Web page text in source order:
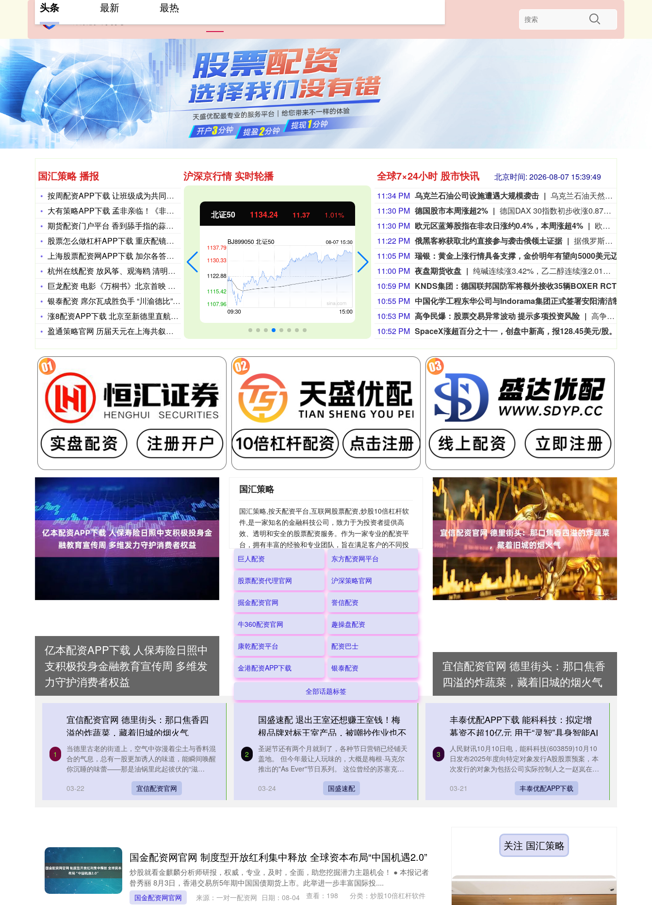
国汇策略 播报
按周配资APP下载 让班级成为共同成长的乐园
大有策略APP下载 孟非亲临！《非诚勿扰》墨尔本专场重磅启幕
期货配资门户平台 香到舔手指的蒜香鸡翅：从腌制到油炸的详细攻
股票怎么做杠杆APP下载 重庆配镜优选雷曼森眼镜，南岸巴南渝
上海股票配资网APP下载 加尔各答：黄姜入魂的孟加拉鱼咖喱
杭州在线配资 放风筝、观海鸥 清明踏青尽享春日勃勃生机
巨龙配资 电影《万桐书》北京首映 李健、刘之冰出席现场
银泰配资 席尔瓦成胜负手 “川渝德比”蓉城3:3绝平铜梁龙｜
涨8配资APP下载 北京至新德里直航何时恢复？外交部回应
盈通策略官网 历届天元在上海共叙中国围棋天元赛记忆：“这里有
沪深京行情 实时轮播
沪深300 4694.44 43.13 0.93% 北证50 1134.24 11.37 1.01% 创业板指 3563.12 47.56 1.35% 基金指数
全球7×24小时 股市快讯 北京时间: 2026-08-07 15:39:51
11:34 PM 乌克兰石油公司设施遭遇大规模袭击
乌克兰石油天然气公司7日说，该公司旗下乌克兰石油公司遭遇了近几个月来最大规模的袭击。乌克兰石油天然气公司在官网发布消息说，俄方过去一晚袭击了乌克兰石油公司7处石油和天然气生产设施，导致公司关键生产设备受损、油气产量大幅下降。袭击未造成人员伤亡。（新华社）
11:30 PM 德国股市本周涨超2%
德国DAX 30指数初步收涨0.87%，报26368.48点，本周累计上涨大约2.8%。法国股指初步收涨0.38%，意大利股指初步收涨0.11%、银行指数跌0.17%，英国股指初步收涨0.44%。
11:30 PM 欧元区蓝筹股指在非农日涨约0.4%，本周涨超4%
欧洲STOXX 600指数初步收涨0.42%，报660.97点，本周累计上涨大约1.8%。欧元区STOXX 50指数初步收涨0.45%，报6531.80点，非农就业报告发布后一度达到6559.99点，本周累涨约4.2%。富时泛欧绩优300指数初步收涨0.43%，报2641.28点。
11:22 PM 俄黑客称获取北约直接参与袭击俄领土证据
据俄罗斯方面7日消息，有匿名俄罗斯黑客称，已获取北约直接参与袭击俄领土的书面证据。相关内容涉及乌克兰武装部队2026年7月袭击俄列宁格勒州和加里宁格勒州石油码头的事件。该匿名黑客透露，其获取的书面证据显示，受雇于北约情报部门的专家巴特·德瓦赫特向乌克兰国家安全局提供了列宁格勒州和加里宁格勒州石油码头以及俄罗斯天然气工业股份公司一艘液化天然气运输船的坐标情报。（央视新闻）
11:05 PM
11:00 PM 夜盘期货收盘
纯碱连续涨3.42%，乙二醇连续涨2.01%，焦煤连续涨1.71%，玻璃连续涨1.47%，苯乙烯连续涨1.20%。
10:59 PM
10:55 PM
10:53 PM 高争民爆：股票交易异常波动 提示多项投资风险
高争民爆公告称，8月5日至7日，公司股票收盘价格涨幅偏离值累计超20%，属异常波动。公司已被深交所重点监控，若股价非理性波动或申请停牌核查。公司尚未开展矿山投资开发业务，无资产注入及重组计划。截至8月7日，公司市盈率和市净率高于行业水平。公司预计上半年净利润2900 - 3800万元，同比降45.09% - 58.09%。因股价高于上限，现阶段无法实施股份回购。控股子公司中标2.2亿元项目，尚未签合同。
10:52 PM SpaceX涨超百分之十一，创盘中新高，报128.45美元/股。
亿本配资APP下载 人保寿险日照中
支积极投身金融教育宣传周 多维发
力守护消费者权益
国汇策略
国汇策略,按天配资平台,互联网股票配资,炒股10倍杠杆软
件,是一家知名的金融科技公司，致力于为投资者提供高
效、透明和安全的股票配资服务。作为一家专业的配资平
台，拥有丰富的经验和专业团队，旨在满足客户的不同投
资需求。
巨人配资 东方配资网平台
股票配资代理官网 沪深策略官网
掘金配资官网 誉信配资
牛360配资官网 趣操盘配资
康乾配资平台 配资巴士
金港配资APP下载 银泰配资
全部话题标签
宜信配资官网 德里街头：那口焦香
四溢的炸蔬菜，藏着旧城的烟火气
1
宜信配资官网 德里街头：那口焦香四
溢的炸蔬菜，藏着旧城的烟火气
当德里古老的街道上，空气中弥漫着尘土与香料混
合的气息，总有一股更加诱人的味道，能瞬间唤醒
你沉睡的味蕾——那是油锅里此起彼伏的“滋
啦”声，是裹着金黄脆衣的蔬菜即将....
03-22
宜信配资官网
2
国盛速配 退出王室还想赚王室钱！梅
根品牌对标王室产品，被嘲抄作业也不
会
圣诞节还有两个月就到了，各种节日营销已经铺天
盖地。 但今年最让人玩味的，大概是梅根·马克尔
推出的"As Ever"节日系列。 这位曾经的苏塞克斯
03-24
国盛速配
3
丰泰优配APP下载 能科科技：拟定增
募资不超10亿元 用于“灵智”具身智能AI
训推平台研发等项目
人民财讯10月10日电，能科科技(603859)10月10
日发布2025年度向特定对象发行A股股票预案，本
次发行的对象为包括公司实际控制人之一赵岚在内
03-21
丰泰优配APP下载
头条 最新 最热
国金配资网官网 制度型开放红利集中释放 全球资本布局“中国机遇2.0”
炒股就看金麒麟分析师研报，权威，专业，及时，全面，助您挖掘潜力主题机会！ ● 本报记者
昝秀丽 8月3日，香港交易所5年期中国国债期货上市。此举进一步丰富国际投....
国金配资网官网 来源：一对一配资网 日期：08-04 查看： 198 分类： 炒股10倍杠杆软件
关注 国汇策略